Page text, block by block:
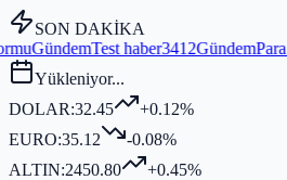
SON DAKİKA
Para toplayıp kurban kesmediği
Yükleniyor...
DOLAR:32.45
+0.12%
EURO:35.12
-0.08%
ALTIN:2450.80
+0.45%